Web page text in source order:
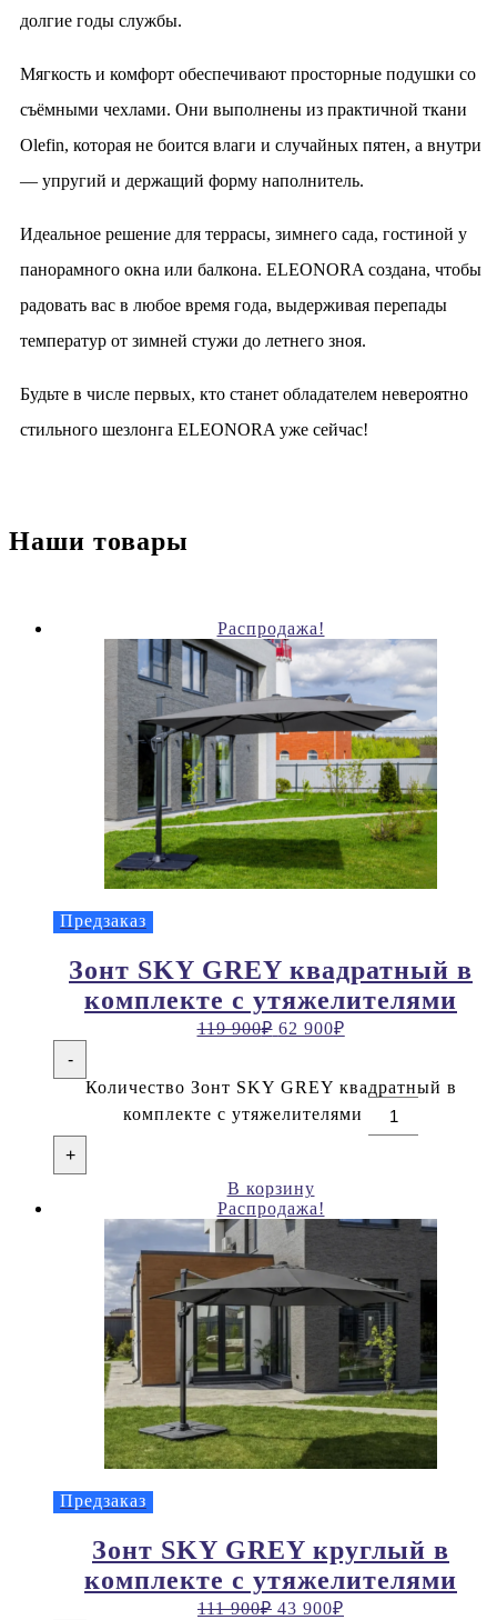
долгие годы службы.
Мягкость и комфорт обеспечивают просторные подушки со
съёмными чехлами. Они выполнены из практичной ткани
Olefin, которая не боится влаги и случайных пятен, а внутри
— упругий и держащий форму наполнитель.
Идеальное решение для террасы, зимнего сада, гостиной у
панорамного окна или балкона. ELEONORA создана, чтобы
радовать вас в любое время года, выдерживая перепады
температур от зимней стужи до летнего зноя.
Будьте в числе первых, кто станет обладателем невероятно
стильного шезлонга ELEONORA уже сейчас!
Наши товары
Распродажа!
Предзаказ
Зонт SKY GREY квадратный в
комплекте с утяжелителями
119 900₽ 62 900₽
-
Количество Зонт SKY GREY квадратный в
комплекте с утяжелителями
+
В корзину
Распродажа!
Предзаказ
Зонт SKY GREY круглый в
комплекте с утяжелителями
111 900₽ 43 900₽